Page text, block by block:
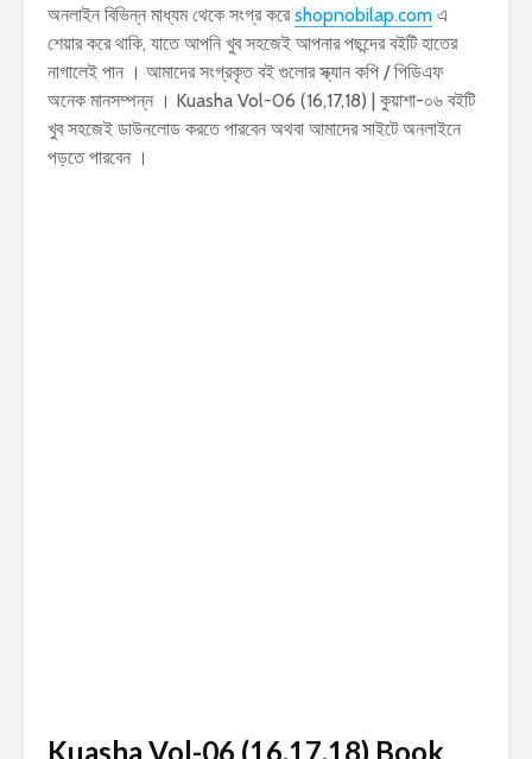
অনলাইন বিভিন্ন মাধ্যম থেকে সংগ্র করেshopnobilap.com এ
শেয়ার করে থাকি, যাতে আপনি খুব সহজেই আপনার পছন্দের বইটি হাতের
নাগালেই পান । আমাদের সংগ্রকৃত বই গুলোর স্ক্যান কপি / পিডিএফ
অনেক মানসম্পন্ন । Kuasha Vol-06 (16,17,18) | কুয়াশা-০৬ বইটি
খুব সহজেই ডাউনলোড করতে পারবেন অথবা আমাদের সাইটে অনলাইনে
পড়তে পারবেন ।
Kuasha Vol-06 (16,17,18) Book